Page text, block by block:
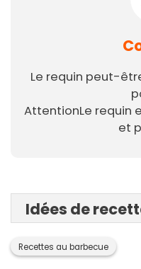
Le requin peut-
AttentionLe requin
et
Idées de
Recettes au barbecue